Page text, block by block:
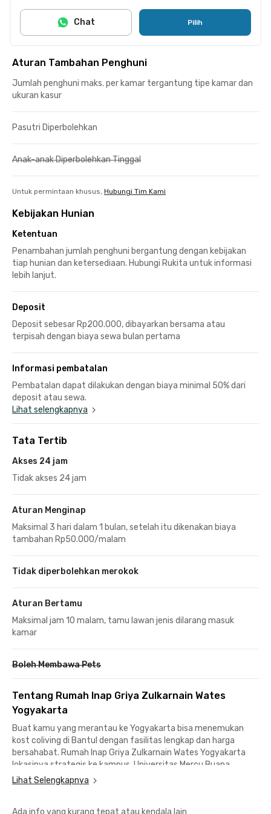
Pilih
Chat
Aturan Tambahan Penghuni
Jumlah penghuni maks. per kamar tergantung tipe kamar dan
ukuran kasur
Pasutri Diperbolehkan
Anak-anak Diperbolehkan Tinggal
Untuk permintaan khusus, Hubungi Tim Kami
Kebijakan Hunian
Ketentuan
Penambahan jumlah penghuni bergantung dengan kebijakan
tiap hunian dan ketersediaan. Hubungi Rukita untuk informasi
lebih lanjut.
Deposit
Deposit sebesar Rp200.000, dibayarkan bersama atau
terpisah dengan biaya sewa bulan pertama
Informasi pembatalan
Pembatalan dapat dilakukan dengan biaya minimal 50% dari
deposit atau sewa.
Lihat selengkapnya
Tata Tertib
Akses 24 jam
Tidak akses 24 jam
Aturan Menginap
Maksimal 3 hari dalam 1 bulan, setelah itu dikenakan biaya
tambahan Rp50.000/malam
Tidak diperbolehkan merokok
Aturan Bertamu
Maksimal jam 10 malam, tamu lawan jenis dilarang masuk
kamar
Boleh Membawa Pets
Tentang Rumah Inap Griya Zulkarnain Wates
Yogyakarta
Buat kamu yang merantau ke Yogyakarta bisa menemukan
kost coliving di Bantul dengan fasilitas lengkap dan harga
bersahabat. Rumah Inap Griya Zulkarnain Wates Yogyakarta
lokasinya strategis ke kampus. Universitas Mercu Buana
Yogyakarta cuma 5 menit jaraknya dan Universitas
Muhammadiyah Yogyakarta sekitar 15 menit berkendara.
Lihat Selengkapnya
Ada info yang kurang tepat atau kendala lain